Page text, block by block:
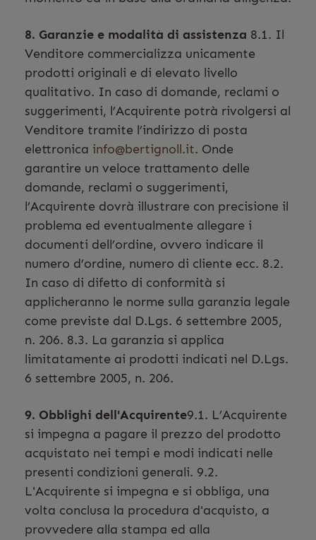
8. Garanzie e modalità di assistenza 8.1. Il
Venditore commercializza unicamente
prodotti originali e di elevato livello
qualitativo. In caso di domande, reclami o
suggerimenti, l’Acquirente potrà rivolgersi al
Venditore tramite l’indirizzo di posta
elettronica info@bertignoll.it. Onde
garantire un veloce trattamento delle
domande, reclami o suggerimenti,
l’Acquirente dovrà illustrare con precisione il
problema ed eventualmente allegare i
documenti dell’ordine, ovvero indicare il
numero d’ordine, numero di cliente ecc. 8.2.
In caso di difetto di conformità si
applicheranno le norme sulla garanzia legale
come previste dal D.Lgs. 6 settembre 2005,
n. 206. 8.3. La garanzia si applica
limitatamente ai prodotti indicati nel D.Lgs.
6 settembre 2005, n. 206.
9. Obblighi dell'Acquirente9.1. L’Acquirente
si impegna a pagare il prezzo del prodotto
acquistato nei tempi e modi indicati nelle
presenti condizioni generali. 9.2.
L'Acquirente si impegna e si obbliga, una
volta conclusa la procedura d'acquisto, a
provvedere alla stampa ed alla